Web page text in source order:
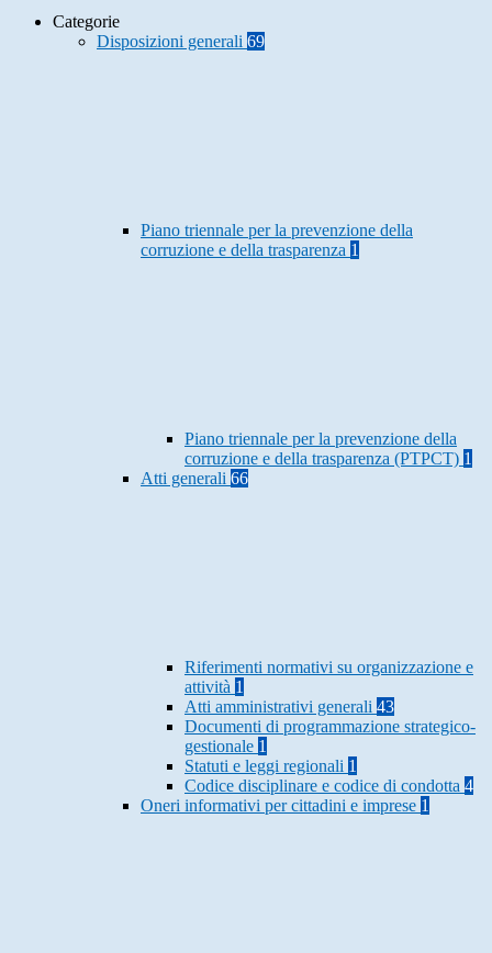
Categorie
Disposizioni generali 69
Piano triennale per la prevenzione della
corruzione e della trasparenza 1
Piano triennale per la prevenzione della
corruzione e della trasparenza (PTPCT) 1
Atti generali 66
Riferimenti normativi su organizzazione e
attività 1
Atti amministrativi generali 43
Documenti di programmazione strategico-
gestionale 1
Statuti e leggi regionali 1
Codice disciplinare e codice di condotta 4
Oneri informativi per cittadini e imprese 1